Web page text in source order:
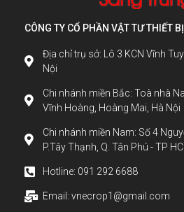
CÔNG TY CỔ PHẦN VẬT TƯ THIẾT
Địa chỉ trụ sở: Lô 3 KCN Vĩnh
Nội
Chi nhánh miền Bắc: Toà nhà
Vĩnh Hoàng, Hoàng Mai, Hà Nội
Chi nhánh miền Nam: Số 4
P.Tây Thạnh, Q. Tân Phú - TP
Hotline: 091 292 6688
Email: vnecrop1@gmail.com